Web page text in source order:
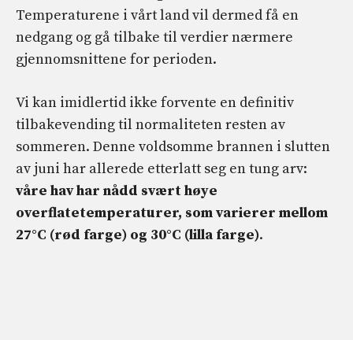
Temperaturene i vårt land vil dermed få en
nedgang og gå tilbake til verdier nærmere
gjennomsnittene for perioden.
Vi kan imidlertid ikke forvente en definitiv
tilbakevending til normaliteten resten av
sommeren. Denne voldsomme brannen i slutten
av juni har allerede etterlatt seg en tung arv:
våre hav har nådd svært høye
overflatetemperaturer, som varierer mellom
27°C (rød farge) og 30°C (lilla farge).